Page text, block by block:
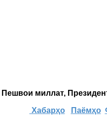
Пешвои миллат,
Хабарҳо Паёмҳо